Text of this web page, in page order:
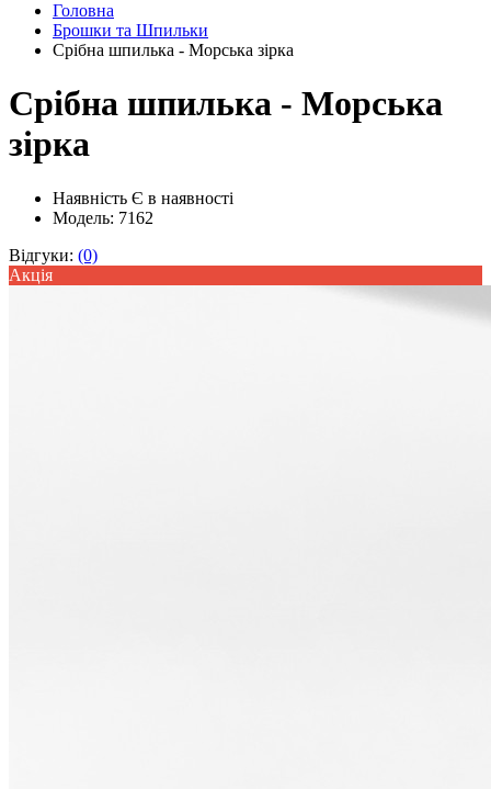
Головна
Брошки та Шпильки
Срібна шпилька - Морська зірка
Срібна шпилька - Морська
зірка
Наявність Є в наявності
Модель: 7162
Відгуки: (0)
Акцiя